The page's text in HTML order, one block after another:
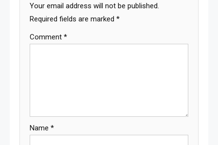
Your email address will not be published.
Required fields are marked *
Comment *
Name *